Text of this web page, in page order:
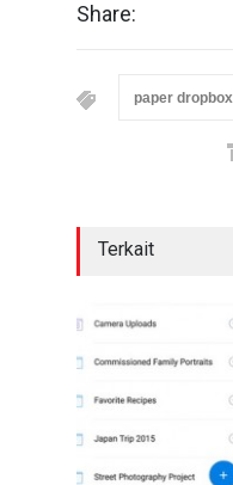
Share:
paper dropbox
Terkait